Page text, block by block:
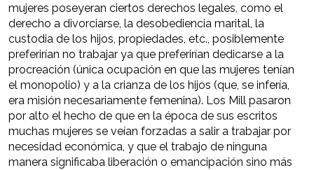
mujeres poseyeran ciertos derechos legales, como el
derecho a divorciarse, la desobediencia marital, la
custodia de los hijos, propiedades, etc., posiblemente
preferirían no trabajar ya que preferirían dedicarse a la
procreación (única ocupación en que las mujeres tenían
el monopolio) y a la crianza de los hijos (que, se infería,
era misión necesariamente femenina). Los Mill pasaron
por alto el hecho de que en la época de sus escritos
muchas mujeres se veían forzadas a salir a trabajar por
necesidad económica, y que el trabajo de ninguna
manera significaba liberación o emancipación sino más